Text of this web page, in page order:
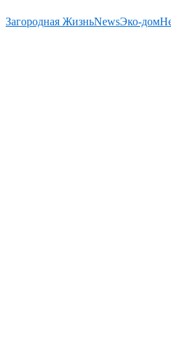
Загородная ЖизньNewsЭко-дом